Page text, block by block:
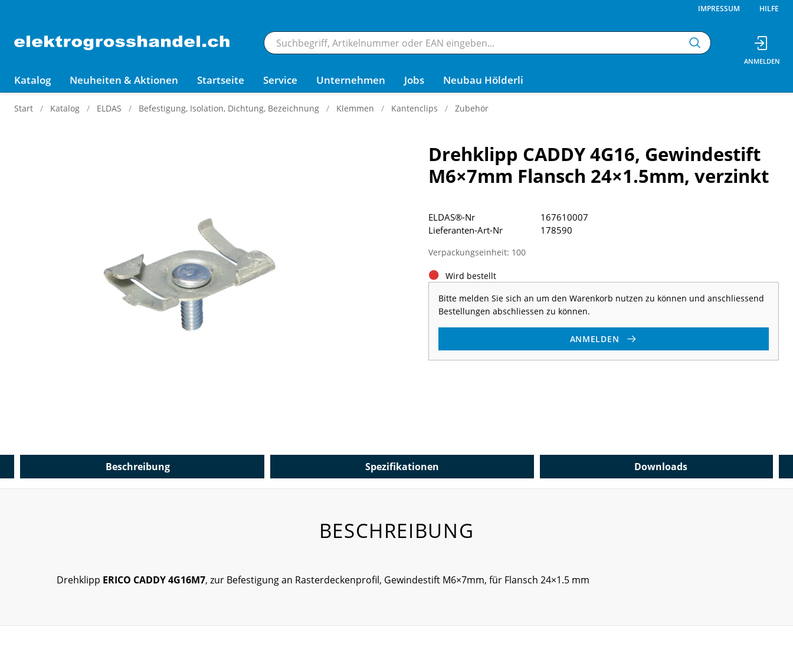
IMPRESSUM HILFE
Katalog Neuheiten & Aktionen Startseite Service Unternehmen Jobs Neubau Hölderli
Start Katalog ELDAS Befestigung, Isolation, Dichtung, Bezeichnung Klemmen Kantenclips Zubehör
Drehklipp CADDY 4G16, Gewindestift
M6×7mm Flansch 24×1.5mm, verzinkt
Verpackungseinheit: 100
Wird bestellt
Bitte melden Sie sich an um den Warenkorb nutzen zu können und anschliessend
Bestellungen abschliessen zu können.
ANMELDEN
ELDAS®-Nr
167610007
Lieferanten-Art-Nr
178590
Beschreibung Spezifikationen Downloads
BESCHREIBUNG
Drehklipp ERICO CADDY 4G16M7, zur Befestigung an Rasterdeckenprofil, Gewindestift M6×7mm, für Flansch 24×1.5 mm